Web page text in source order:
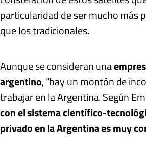
particularidad de ser mucho más
que los tradicionales.
Aunque se consideran una
argentino, “hay un montón de
trabajar en la Argentina. Según
con el sistema científico-
privado en la Argentina es muy